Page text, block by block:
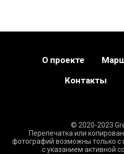
О проекте
Контакты
© 2020-2023
Перепечатка или
фотографий возможны только с
с указанием активной